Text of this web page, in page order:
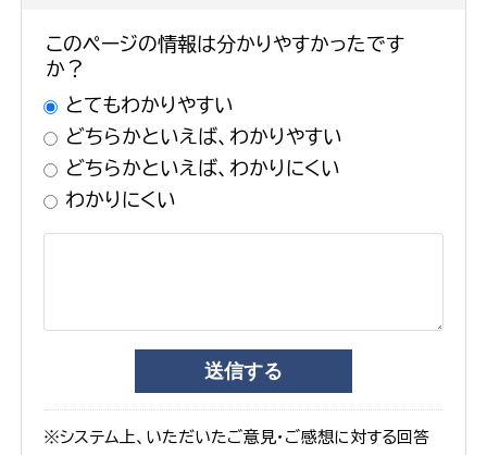
このページの情報は分かりやすかったです
か？
とてもわかりやすい
どちらかといえば、わかりやすい
どちらかといえば、わかりにくい
わかりにくい
※システム上、いただいたご意見・ご感想に対する回答